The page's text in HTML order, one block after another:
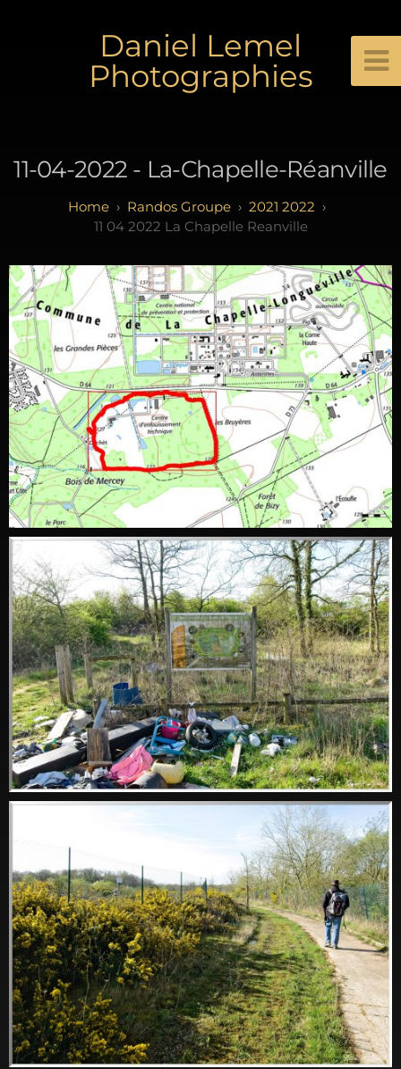
Daniel Lemel
Photographies
11-04-2022 - La-Chapelle-Réanville
Randos Groupe
2021 2022
11 04 2022 La Chapelle Reanville